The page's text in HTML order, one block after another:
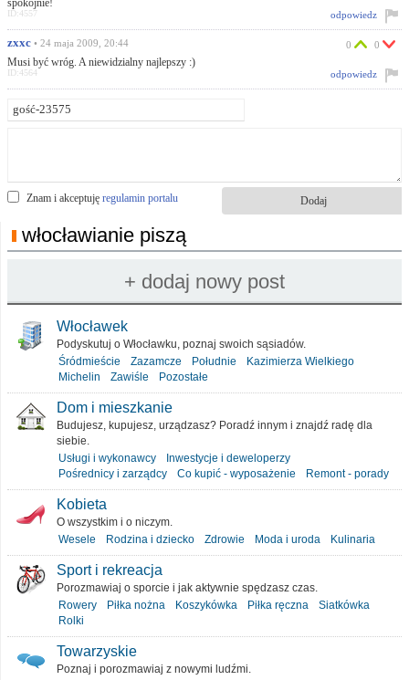
spokojnie!
odpowiedz
ID:4557
zxxc • 24 maja 2009, 20:44
Musi być wróg. A niewidzialny najlepszy :)
0 0
odpowiedz
ID:4564
Znam i akceptuję regulamin portalu
włocławianie piszą
Włocławek
Podyskutuj o Włocławku, poznaj swoich sąsiadów.
Śródmieście
Zazamcze Południe
Kazimierza Wielkiego
Michelin
Zawiśle Pozostałe
Dom i mieszkanie
Budujesz, kupujesz, urządzasz? Poradź innym i znajdź radę dla
siebie.
Usługi i wykonawcy
Inwestycje i deweloperzy
Pośrednicy i zarządcy
Co kupić - wyposażenie Remont - porady
Kobieta
O wszystkim i o niczym.
Wesele
Rodzina i dziecko Zdrowie Moda i uroda Kulinaria
Sport i rekreacja
Porozmawiaj o sporcie i jak aktywnie spędzasz czas.
Rowery
Piłka nożna Koszykówka Piłka ręczna
Siatkówka
Rolki
Towarzyskie
Poznaj i porozmawiaj z nowymi ludźmi.